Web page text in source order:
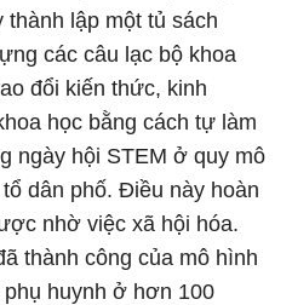
lập một tủ sách
các câu lạc bộ khoa
đổi kiến thức, kinh
học bằng cách tự làm
ngày hội STEM ở quy mô
dân phố. Điều này hoàn
nhờ việc xã hội hóa.
thành công của mô hình
huynh ở hơn 100